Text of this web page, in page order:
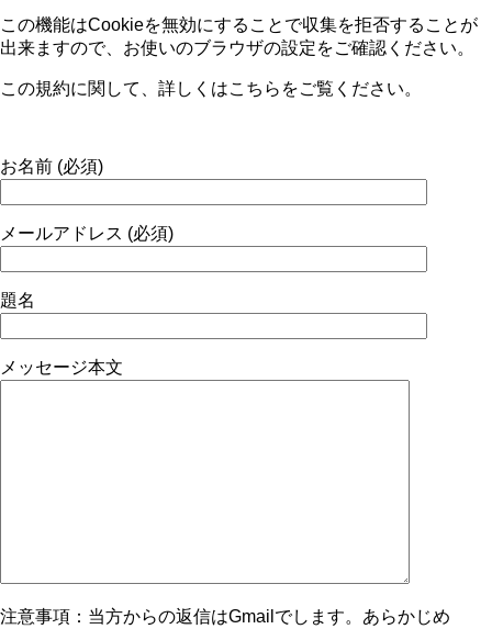
この機能はCookieを無効にすることで収集を拒否することが
出来ますので、お使いのブラウザの設定をご確認ください。
この規約に関して、詳しくはこちらをご覧ください。
お名前 (必須)
メールアドレス (必須)
題名
メッセージ本文
注意事項：当方からの返信はGmailでします。あらかじめ